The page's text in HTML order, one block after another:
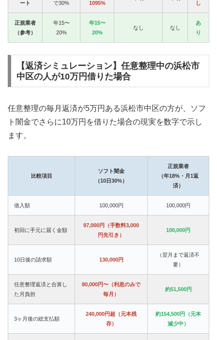
ート
で30%
1095%
し
正規業者
（参考）
年15〜
20%
年15〜
20%
なし なし
あ
り
【返済シミュレーション】任意整理中の浜松市
中区の人が10万円借りた場合
任意整理の毎月返済が5万円ある浜松市中区の方が、ソフ
ト闇金でさらに10万円を借りた場合の現実を数字で示し
ます。
比較項目
ソフト闇金
（10日30%）
正規業者
（年18%・月1返
済）
借入額 100,000円 100,000円
初回に手元に届く金額
97,000円（手数料3,000
円先引き）
100,000円
10日後の請求額 130,000円
（翌月まで返済不
要）
任意整理返済と合算し
た月負担
80,000円〜（利息のみで
毎月）
約51,500円
3ヶ月後の総支払額
240,000円超（元本残
存）
約154,500円（元本
減少中）